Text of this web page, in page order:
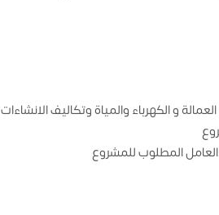
و الكهرباء والمياة وتكاليف الانشاءات
المطلوب للمشروع